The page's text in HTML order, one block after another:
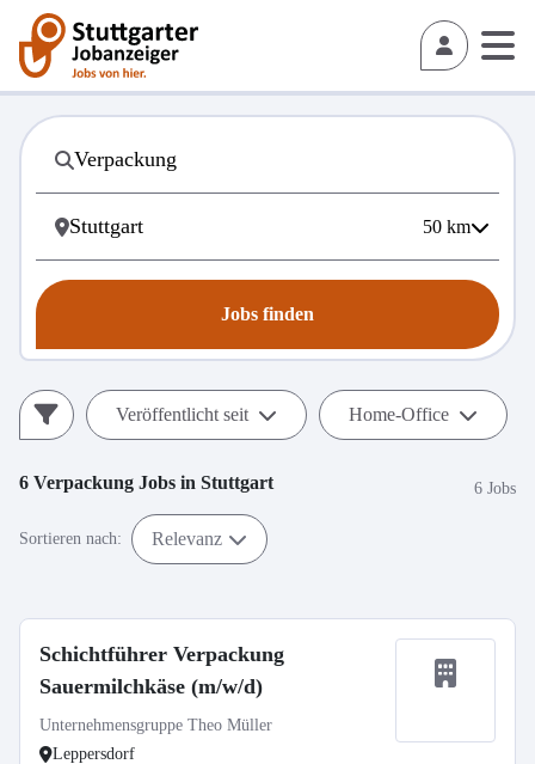
50 km
Jobs finden
Veröffentlicht seit Home-Office
6 Verpackung Jobs in Stuttgart 6 Jobs
Sortieren nach: Relevanz
Schichtführer Verpackung
Sauermilchkäse (m/w/d)
Unternehmensgruppe Theo Müller
Leppersdorf